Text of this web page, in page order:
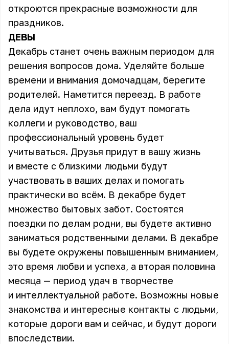
откроются прекрасные возможности для
праздников.
ДЕВЫ
Декабрь станет очень важным периодом для
решения вопросов дома. Уделяйте больше
времени и внимания домочадцам, берегите
родителей. Наметится переезд. В работе
дела идут неплохо, вам будут помогать
коллеги и руководство, ваш
профессиональный уровень будет
учитываться. Друзья придут в вашу жизнь
и вместе с близкими людьми будут
участвовать в ваших делах и помогать
практически во всём. В декабре будет
множество бытовых забот. Состоятся
поездки по делам родни, вы будете активно
заниматься родственными делами. В декабре
вы будете окружены повышенным вниманием,
это время любви и успеха, а вторая половина
месяца — период удач в творчестве
и интеллектуальной работе. Возможны новые
знакомства и интересные контакты с людьми,
которые дороги вам и сейчас, и будут дороги
впоследствии.